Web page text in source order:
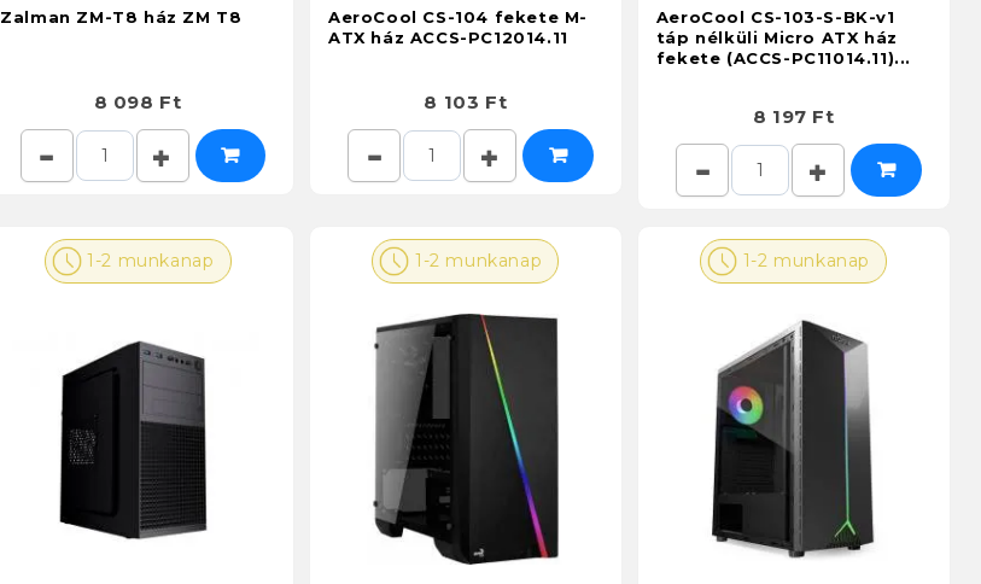
Zalman ZM-T8 ház ZM T8
8 098 Ft
AeroCool CS-104 fekete M-
ATX ház ACCS-PC12014.11
8 103 Ft
AeroCool CS-103-S-BK-v1
táp nélküli Micro ATX ház
fekete (ACCS-PC11014.11)...
8 197 Ft
1-2 munkanap 1-2 munkanap 1-2 munkanap